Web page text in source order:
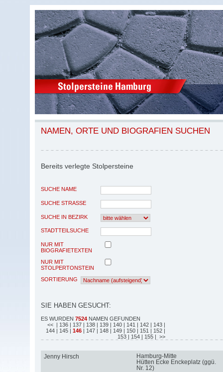
NAMEN, ORTE UND BIOGRAFIEN SUCHEN
Bereits verlegte Stolpersteine
SUCHE NAME
SUCHE STRASSE
SUCHE IN BEZIRK
STADTTEILSUCHE
NUR MIT
BIOGRAFIETEXTEN
NUR MIT
STOLPERTONSTEIN
SORTIERUNG
SIE HABEN GESUCHT:
ES WURDEN 7524 NAMEN GEFUNDEN
<< | 136 | 137 | 138 | 139 | 140 | 141 | 142 | 143 |
144 | 145 | 146 | 147 | 148 | 149 | 150 | 151 | 152 |
153 | 154 | 155 | >>
Jenny Hirsch
Hamburg-Mitte
Hütten Ecke Enckeplatz (ggü.
Nr. 12)